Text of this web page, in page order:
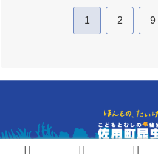
1 2 9
© NPO法人こども